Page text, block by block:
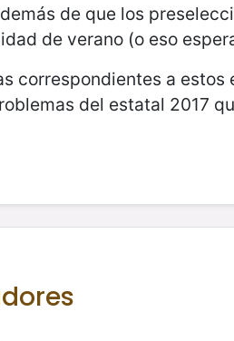
de que los
de verano (o eso
correspondientes a estos
del estatal 2017